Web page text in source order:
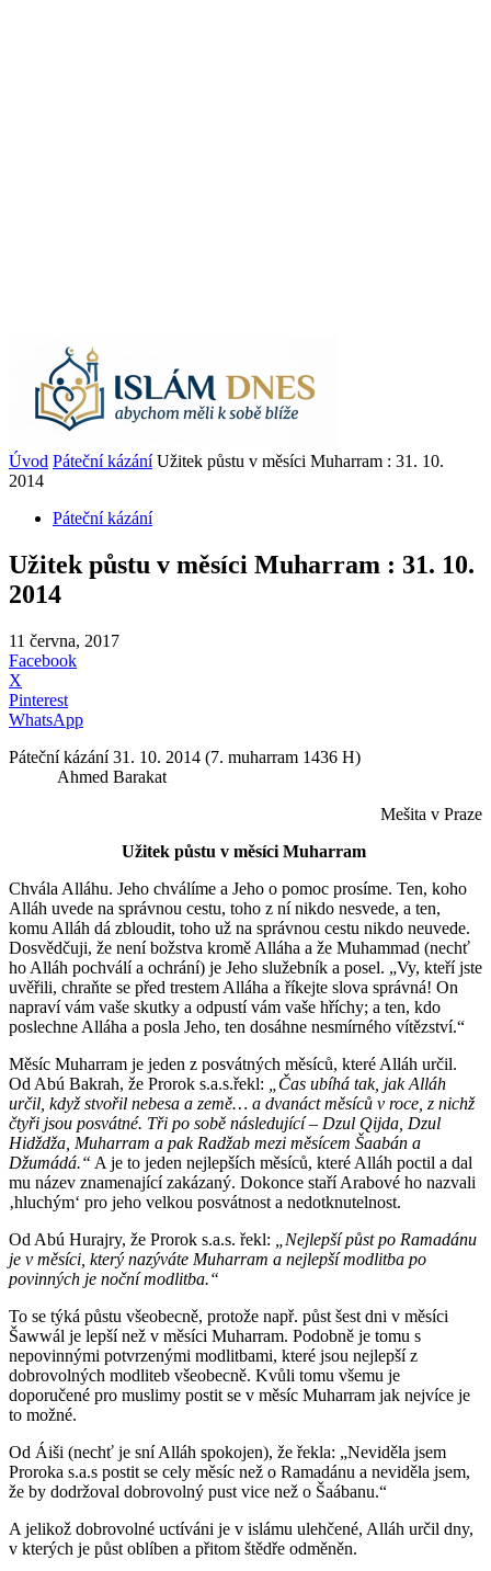
Úvod Páteční kázání Užitek půstu v měsíci Muharram : 31. 10.
2014
Páteční kázání
Užitek půstu v měsíci Muharram : 31. 10.
2014
11 června, 2017
Facebook
X
Pinterest
WhatsApp
Páteční kázání 31. 10. 2014 (7. muharram 1436 H)
Ahmed Barakat
Mešita v Praze
Užitek půstu v měsíci Muharram
Chvála Alláhu. Jeho chválíme a Jeho o pomoc prosíme. Ten, koho
Alláh uvede na správnou cestu, toho z ní nikdo nesvede, a ten,
komu Alláh dá zbloudit, toho už na správnou cestu nikdo neuvede.
Dosvědčuji, že není božstva kromě Alláha a že Muhammad (nechť
ho Alláh pochválí a ochrání) je Jeho služebník a posel. „Vy, kteří jste
uvěřili, chraňte se před trestem Alláha a říkejte slova správná! On
napraví vám vaše skutky a odpustí vám vaše hříchy; a ten, kdo
poslechne Alláha a posla Jeho, ten dosáhne nesmírného vítězství.“
Měsíc Muharram je jeden z posvátných měsíců, které Alláh určil.
Od Abú Bakrah, že Prorok s.a.s.řekl:
„Čas ubíhá tak, jak Alláh
určil, když stvořil nebesa a země… a dvanáct měsíců v roce, z nichž
čtyři jsou posvátné. Tři po sobě následující – Dzul Qijda, Dzul
Hidždža, Muharram a pak Radžab mezi měsícem Šaabán a
Džumádá.“ A je to jeden nejlepších měsíců, které Alláh poctil a dal
mu název znamenající zakázaný. Dokonce staří Arabové ho nazvali
‚hluchým‘ pro jeho velkou posvátnost a nedotknutelnost.
Od Abú Hurajry, že Prorok s.a.s. řekl:
„Nejlepší půst po Ramadánu
je v měsíci, který nazýváte Muharram a nejlepší modlitba po
povinných je noční modlitba.“
To se týká půstu všeobecně, protože např. půst šest dni v měsíci
Šawwál je lepší než v měsíci Muharram. Podobně je tomu s
nepovinnými potvrzenými modlitbami, které jsou nejlepší z
dobrovolných modliteb všeobecně. Kvůli tomu všemu je
doporučené pro muslimy postit se v měsíc Muharram jak nejvíce je
to možné.
Od Áiši (nechť je sní Alláh spokojen), že řekla: „Neviděla jsem
Proroka s.a.s postit se cely měsíc než o Ramadánu a neviděla jsem,
že by dodržoval dobrovolný pust vice než o Šaábanu.“
A jelikož dobrovolné uctíváni je v islámu ulehčené, Alláh určil dny,
v kterých je půst oblíben a přitom štědře odměněn.